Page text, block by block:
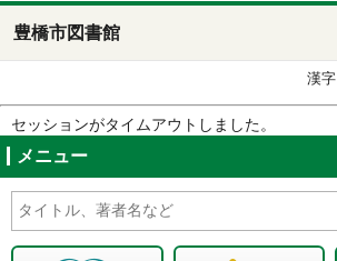
豊橋市図書館
漢字
セッションがタイムアウトしました。
メニュー